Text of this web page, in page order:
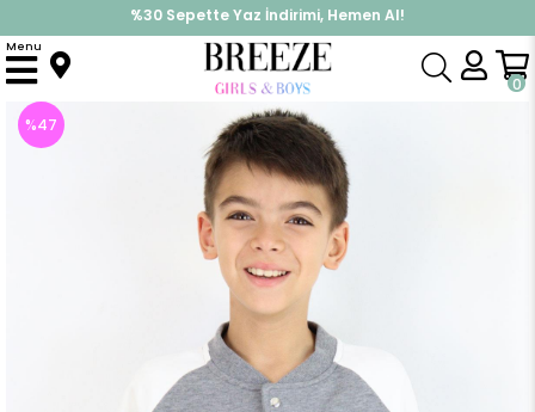
%30 Sepette Yaz İndirimi, Hemen Al!
İndirimlere ek %10 İndirimi Kap, Hemen Üye Ol!
0
Menu
Anasayfa Üst Giyim Ceket Erkek Çocuk College Ceket Harf Nakışlı Çıtçıtlı Gri Melanj (3 Yaş)
%47